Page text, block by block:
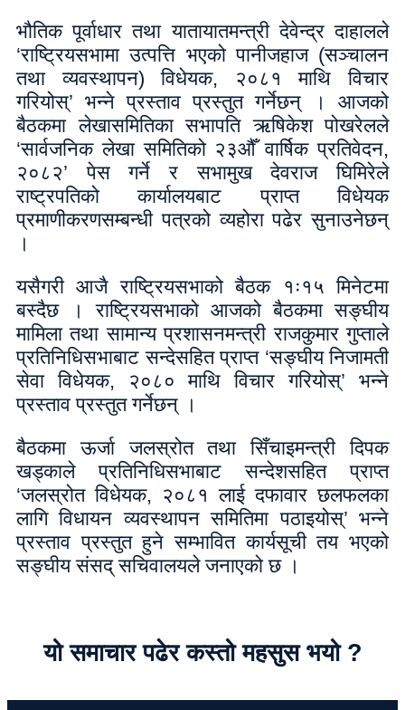
भौतिक पूर्वाधार तथा यातायातमन्त्री देवेन्द्र दाहालले
‘राष्ट्रियसभामा उत्पत्ति भएको पानीजहाज (सञ्चालन
तथा व्यवस्थापन) विधेयक, २०८१ माथि विचार
गरियोस्’ भन्ने प्रस्ताव प्रस्तुत गर्नेछन् । आजको
बैठकमा लेखासमितिका सभापति ऋषिकेश पोखरेलले
‘सार्वजनिक लेखा समितिको २३औँ वार्षिक प्रतिवेदन,
२०८२’ पेस गर्ने र सभामुख देवराज घिमिरेले
राष्ट्रपतिको कार्यालयबाट प्राप्त विधेयक
प्रमाणीकरणसम्बन्धी पत्रको व्यहोरा पढेर सुनाउनेछन्
।
यसैगरी आजै राष्ट्रियसभाको बैठक १ः१५ मिनेटमा
बस्दैछ । राष्ट्रियसभाको आजको बैठकमा सङ्घीय
मामिला तथा सामान्य प्रशासनमन्त्री राजकुमार गुप्ताले
प्रतिनिधिसभाबाट सन्देसहित प्राप्त ‘सङ्घीय निजामती
सेवा विधेयक, २०८० माथि विचार गरियोस्’ भन्ने
प्रस्ताव प्रस्तुत गर्नेछन् ।
बैठकमा ऊर्जा जलस्रोत तथा सिँचाइमन्त्री दिपक
खड्काले प्रतिनिधिसभाबाट सन्देशसहित प्राप्त
‘जलस्रोत विधेयक, २०८१ लाई दफावार छलफलका
लागि विधायन व्यवस्थापन समितिमा पठाइयोस्’ भन्ने
प्रस्ताव प्रस्तुत हुने सम्भावित कार्यसूची तय भएको
सङ्घीय संसद् सचिवालयले जनाएको छ ।
यो समाचार पढेर कस्तो महसुस भयो ?